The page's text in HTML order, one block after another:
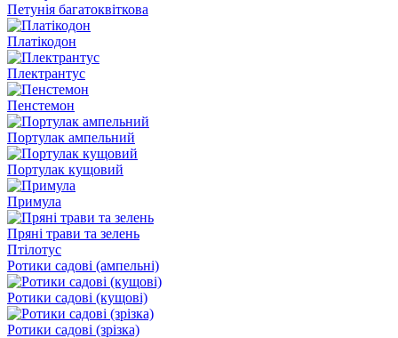
Петунія багатоквіткова
Платікодон
Плектрантус
Пенстемон
Портулак ампельний
Портулак кущовий
Примула
Пряні трави та зелень
Птілотус
Ротики садові (ампельні)
Ротики садові (кущові)
Ротики садові (зрізка)